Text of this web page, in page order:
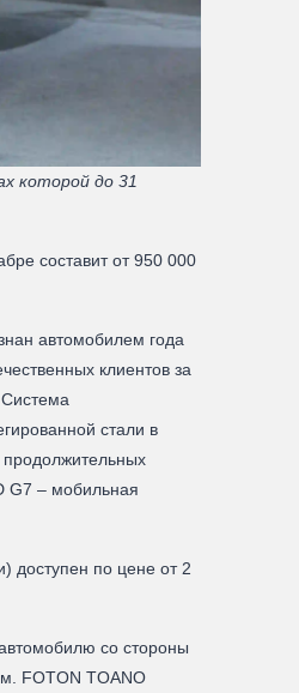
которой до 31
составит от 950 000
автомобилем года
клиентов за
стали в
продолжительных
G7 – мобильная
доступен по цене от 2
со стороны
FOTON TOANO